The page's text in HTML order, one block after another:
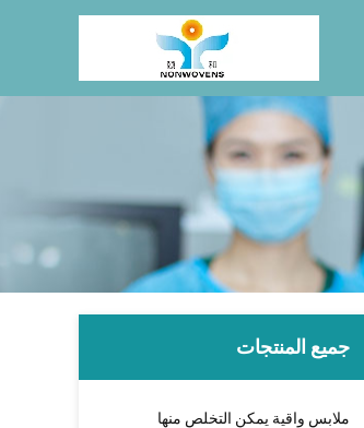
جميع المنتجات
ملابس واقية يمكن التخلص منها